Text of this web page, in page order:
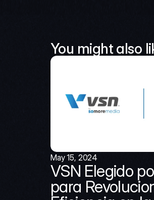
You might also
May 15, 2024
VSN Elegido
para